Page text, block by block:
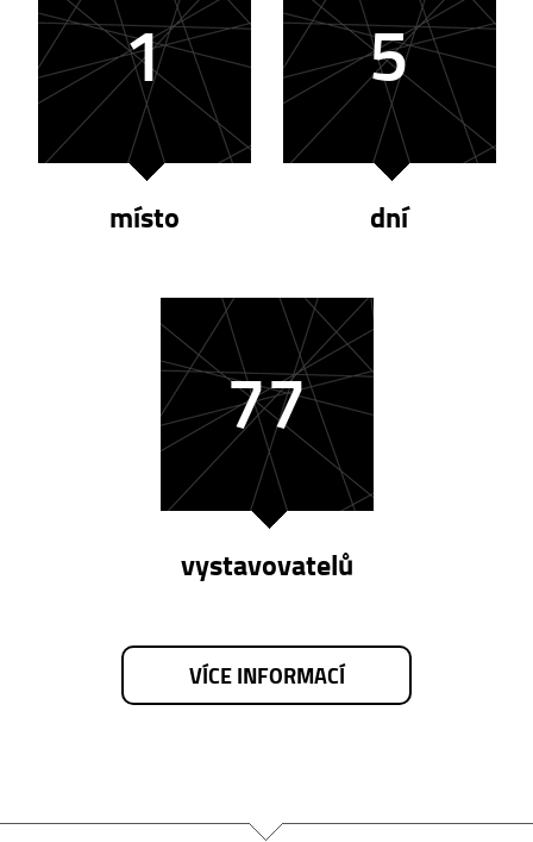
1
místo
5
dní
77
vystavovatelů
VÍCE INFORMACÍ